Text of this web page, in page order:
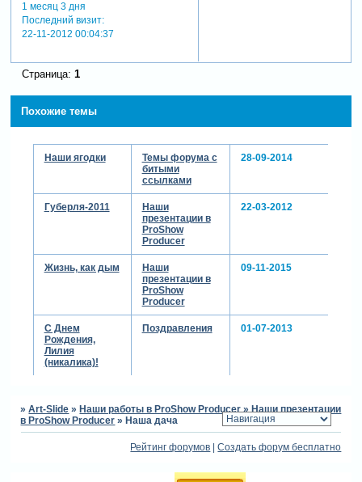
и учту все ваши замечания
при создании новых клипов.
нам очень нужны ваши
уроки, они помогают нам,
тонкости, лучше понять
возможности программы.
1 месяц 3 дня
Последний визит:
22-11-2012 00:04:37
Страница: 1
Похожие темы
Наши ягодки
Темы форума с
битыми
ссылками
28-09-2014
Губерля-2011
Наши
презентации в
ProShow
Producer
22-03-2012
Жизнь, как дым
Наши
презентации в
ProShow
Producer
09-11-2015
С Днем
Рождения,
Лилия
(никалика)!
Поздравления 01-07-2013
»Art-Slide »Наши работы в ProShow Producer »Наши презентации
в ProShow Producer »Наша дача
Рейтинг форумов |Создать форум бесплатно